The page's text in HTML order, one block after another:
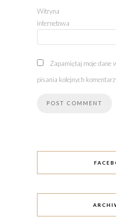
Witryna
internetowa
Zapamiętaj moje dane
pisania kolejnych